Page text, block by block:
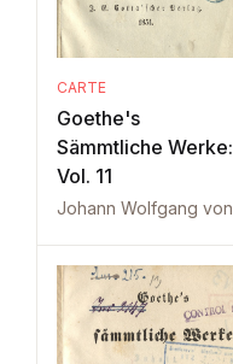
CARTE
Goethe's
Sämmtliche Werke:
Vol. 11